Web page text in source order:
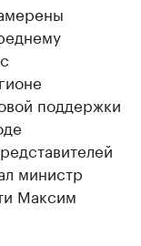
поддержки
министр
Максим